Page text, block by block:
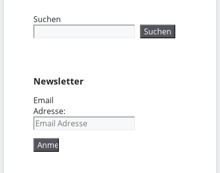
Suchen
Suchen
Newsletter
Email
Adresse: